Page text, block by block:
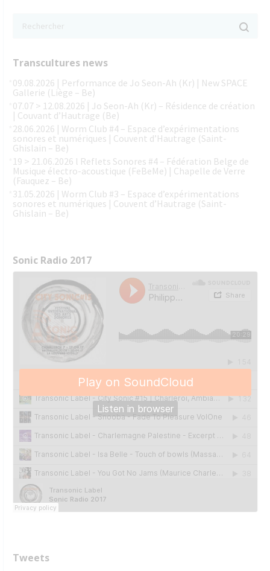
Transcultures news
09.08.2026 | Performance de Jo Seon-Ah (Kr) | New SPACE
Gallerie (Liège – Be)
07.07 > 12.08.2026 | Jo Seon-Ah (Kr) – Résidence de création
| Couvant d’Hautrage (Be)
28.06.2026 | Worm Club #4 – Espace d’expérimentations
sonores et numériques | Couvent d’Hautrage (Saint-
Ghislain – Be)
19 > 21.06.2026 l Reflets Sonores #4 – Fédération Belge de
Musique électro-acoustique (FeBeMe) | Chapelle de Verre
(Fauquez – Be)
31.05.2026 | Worm Club #3 – Espace d’expérimentations
sonores et numériques | Couvent d’Hautrage (Saint-
Ghislain – Be)
Sonic Radio 2017
Tweets